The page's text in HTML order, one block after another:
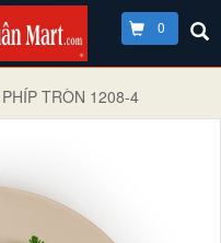
0
TRÒN 1208-4